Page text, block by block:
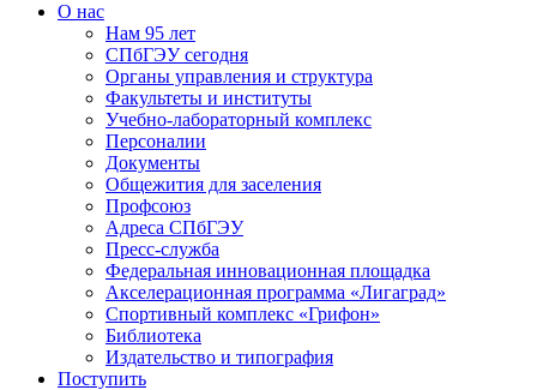
О нас
Нам 95 лет
СПбГЭУ сегодня
Органы управления и структура
Факультеты и институты
Учебно-лабораторный комплекс
Персоналии
Документы
Общежития для заселения
Профсоюз
Адреса СПбГЭУ
Пресс-служба
Федеральная инновационная площадка
Акселерационная программа «Лигаград»­­
Спортивный комплекс «Грифон»
Библиотека
Издательство и типография
Поступить